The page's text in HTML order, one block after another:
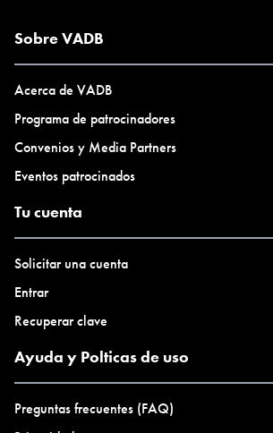
Sobre VADB
Acerca de VADB
Programa de patrocinadores
Convenios y Media Partners
Eventos patrocinados
Tu cuenta
Solicitar una cuenta
Entrar
Recuperar clave
Ayuda y Polticas de uso
Preguntas frecuentes (FAQ)